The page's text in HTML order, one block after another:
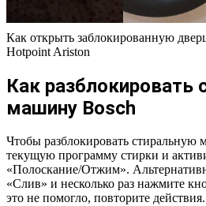
Как открыть заблокированную
Hotpoint Ariston
Как разблокировать
машину Bosch
Чтобы разблокировать стиральную
текущую программу стирки и
«Полоскание/Отжим».
«Слив» и несколько раз нажмите
это не помогло, повторите действия.